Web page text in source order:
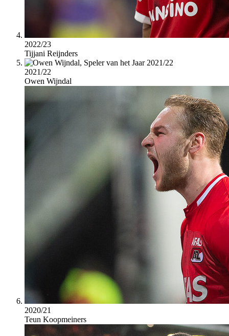
2022/23
Tijjani Reijnders
2021/22
Owen Wijndal
2020/21
Teun Koopmeiners